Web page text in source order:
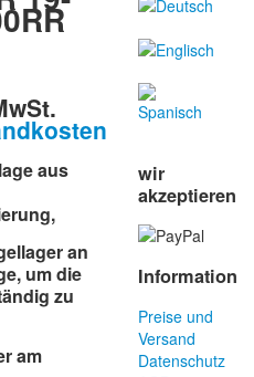
aus
an
um die
zu
am
wir
akzeptieren
Information
Preise und
Versand
Datenschutz